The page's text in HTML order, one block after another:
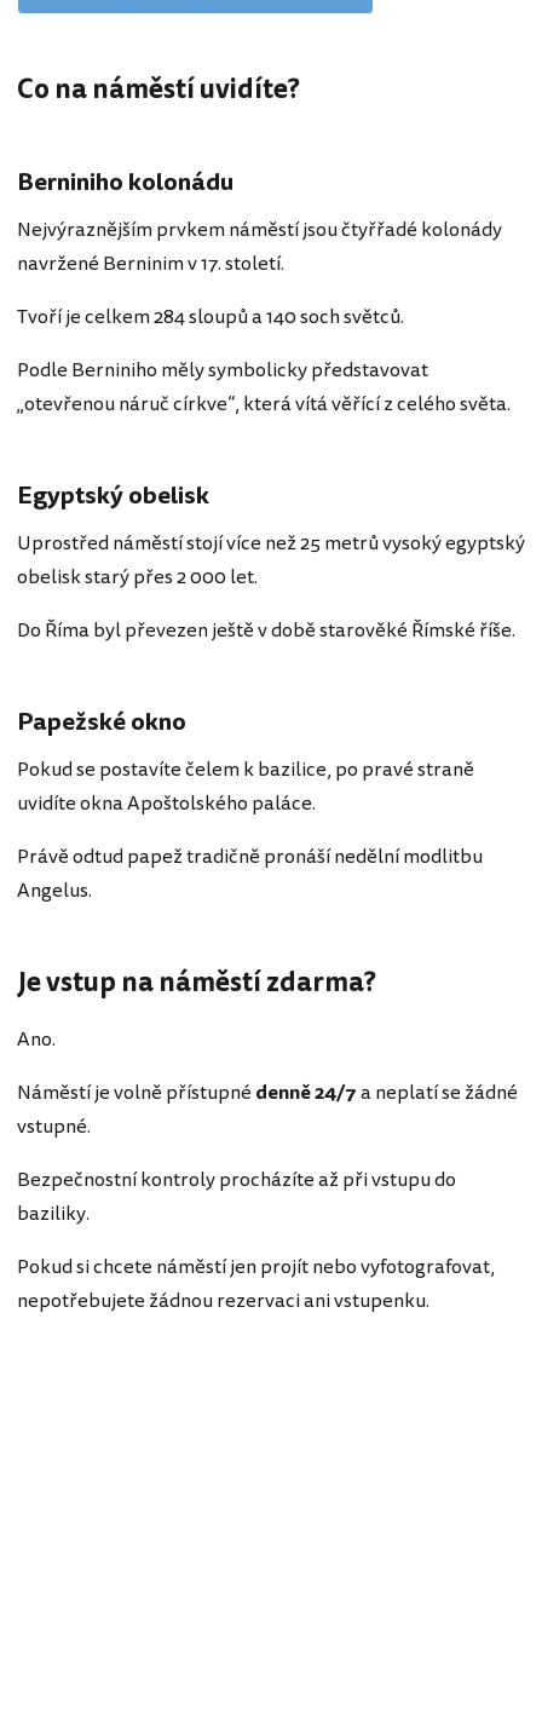
Co na náměstí uvidíte?
Berniniho kolonádu
Nejvýraznějším prvkem náměstí jsou čtyřřadé kolonády
navržené Berninim v 17. století.
Tvoří je celkem 284 sloupů a 140 soch světců.
Podle Berniniho měly symbolicky představovat
„otevřenou náruč církve“, která vítá věřící z celého světa.
Egyptský obelisk
Uprostřed náměstí stojí více než 25 metrů vysoký egyptský
obelisk starý přes 2 000 let.
Do Říma byl převezen ještě v době starověké Římské říše.
Papežské okno
Pokud se postavíte čelem k bazilice, po pravé straně
uvidíte okna Apoštolského paláce.
Právě odtud papež tradičně pronáší nedělní modlitbu
Angelus.
Je vstup na náměstí zdarma?
Ano.
Náměstí je volně přístupné denně 24/7a neplatí se žádné
vstupné.
Bezpečnostní kontroly procházíte až při vstupu do
baziliky.
Pokud si chcete náměstí jen projít nebo vyfotografovat,
nepotřebujete žádnou rezervaci ani vstupenku.